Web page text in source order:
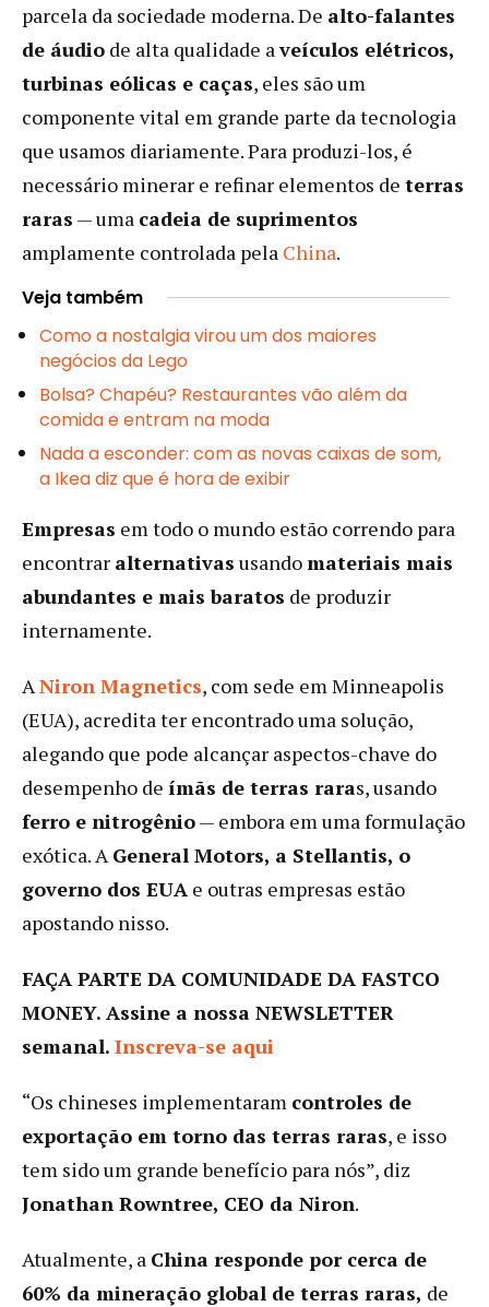
parcela da sociedade moderna. De alto-falantes
de áudio de alta qualidade aveículos elétricos,
turbinas eólicas e caças, eles são um
componente vital em grande parte da tecnologia
que usamos diariamente. Para produzi-los, é
necessário minerar e refinar elementos de terras
raras — uma cadeia de suprimentos
amplamente controlada pela China.
Veja também
Como a nostalgia virou um dos maiores
negócios da Lego
Bolsa? Chapéu? Restaurantes vão além da
comida e entram na moda
Nada a esconder: com as novas caixas de som,
a Ikea diz que é hora de exibir
Empresas em todo o mundo estão correndo para
encontrar alternativas usandomateriais mais
abundantes e mais baratos de produzir
internamente.
ANiron Magnetics, com sede em Minneapolis
(EUA), acredita ter encontrado uma solução,
alegando que pode alcançar aspectos-chave do
desempenho de ímãs de terras raras, usando
ferro e nitrogênio— embora em uma formulação
exótica. AGeneral Motors, a Stellantis, o
governo dos EUA e outras empresas estão
apostando nisso.
FAÇA PARTE DA COMUNIDADE DA FASTCO
MONEY. Assine a nossa NEWSLETTER
semanal. Inscreva-se aqui
“Os chineses implementaram controles de
exportação em torno das terras raras, e isso
tem sido um grande benefício para nós”, diz
Jonathan Rowntree, CEO da Niron.
Atualmente, a China responde por cerca de
60% da mineração global de terras raras, de